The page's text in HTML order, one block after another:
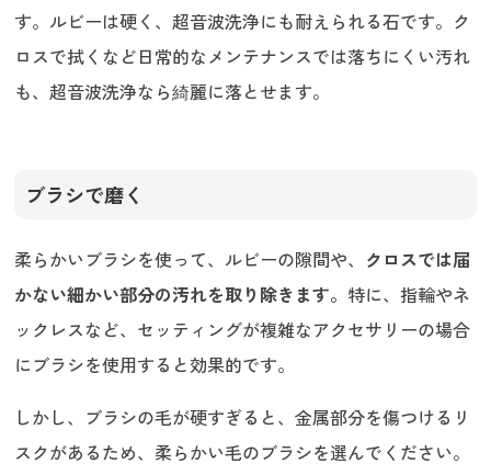
す。ルビーは硬く、超音波洗浄にも耐えられる石です。ク
ロスで拭くなど日常的なメンテナンスでは落ちにくい汚れ
も、超音波洗浄なら綺麗に落とせます。
ブラシで磨く
柔らかいブラシを使って、ルビーの隙間や、 クロスでは届
かない細かい部分の汚れを取り除きます。 特に、指輪やネ
ックレスなど、セッティングが複雑なアクセサリーの場合
にブラシを使用すると効果的です。
しかし、ブラシの毛が硬すぎると、金属部分を傷つけるリ
スクがあるため、柔らかい毛のブラシを選んでください。